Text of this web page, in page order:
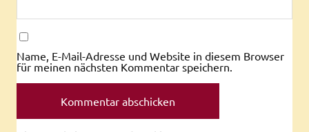
Name, E-Mail-Adresse und Website in diesem Browser
für meinen nächsten Kommentar speichern.